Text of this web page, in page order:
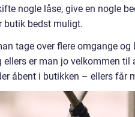
nogle låse, give en nogle
butik bedst muligt.
tage over flere omgange
er man jo velkommen
åbent i butikken – ellers får